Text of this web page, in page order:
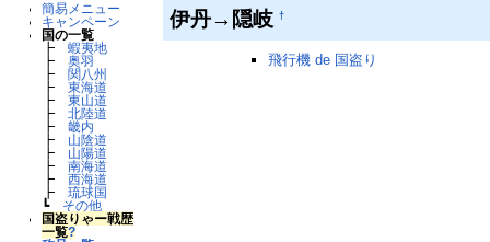
簡易メニュー
キャンペーン
国の一覧
┣蝦夷地
┣奥羽
┣ 関八州
┣東海道
┣東山道
┣北陸道
┣畿内
┣ 山陰道
┣ 山陽道
┣南海道
┣西海道
┣琉球国
┗ その他
国盗りゃー戦歴
一覧?
伊丹→隠岐 †
飛行機 de 国盗り